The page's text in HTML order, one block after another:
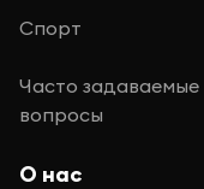
Спорт
Часто задаваемые
вопросы
О нас